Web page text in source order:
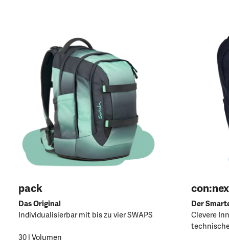
pack
Das Original
Individualisierbar mit bis zu vier SWAPS
30 l Volumen
Der
Clevere